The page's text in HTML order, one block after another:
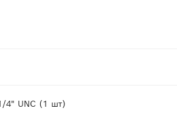
4" UNC (1 шт)